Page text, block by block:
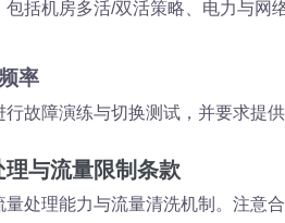
括机房多活/双活策略、电力与
率
故障演练与切换测试，并要求提
理与流量限制条款
处理能力与流量清洗机制。注意